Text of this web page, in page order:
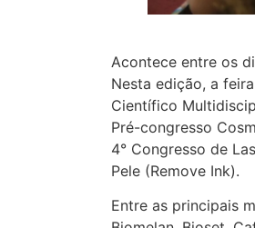
Acontece entre os
Nesta edição, a
Científico
Pré-congresso
4° Congresso de
Pele (Remove Ink).
Entre as principais